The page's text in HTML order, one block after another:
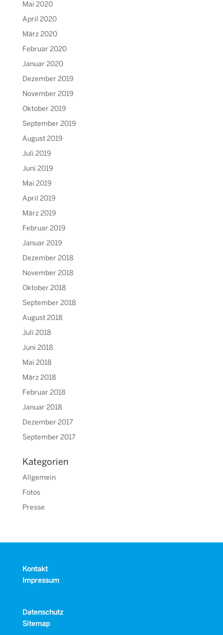
Mai 2020
April 2020
März 2020
Februar 2020
Januar 2020
Dezember 2019
November 2019
Oktober 2019
September 2019
August 2019
Juli 2019
Juni 2019
Mai 2019
April 2019
März 2019
Februar 2019
Januar 2019
Dezember 2018
November 2018
Oktober 2018
September 2018
August 2018
Juli 2018
Juni 2018
Mai 2018
März 2018
Februar 2018
Januar 2018
Dezember 2017
September 2017
Kategorien
Allgemein
Fotos
Presse
Kontakt
Impressum
Datenschutz
Sitemap